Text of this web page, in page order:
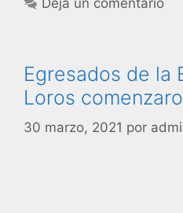
Egresados de la
Loros
30 marzo, 2021 por